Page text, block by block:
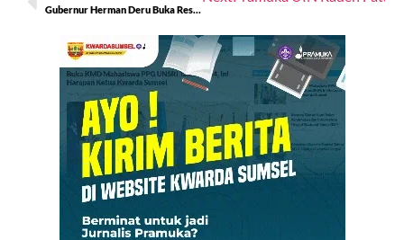
Gubernur Herman Deru Buka Resmi Retret Laskar Pandu Satria Jilid II